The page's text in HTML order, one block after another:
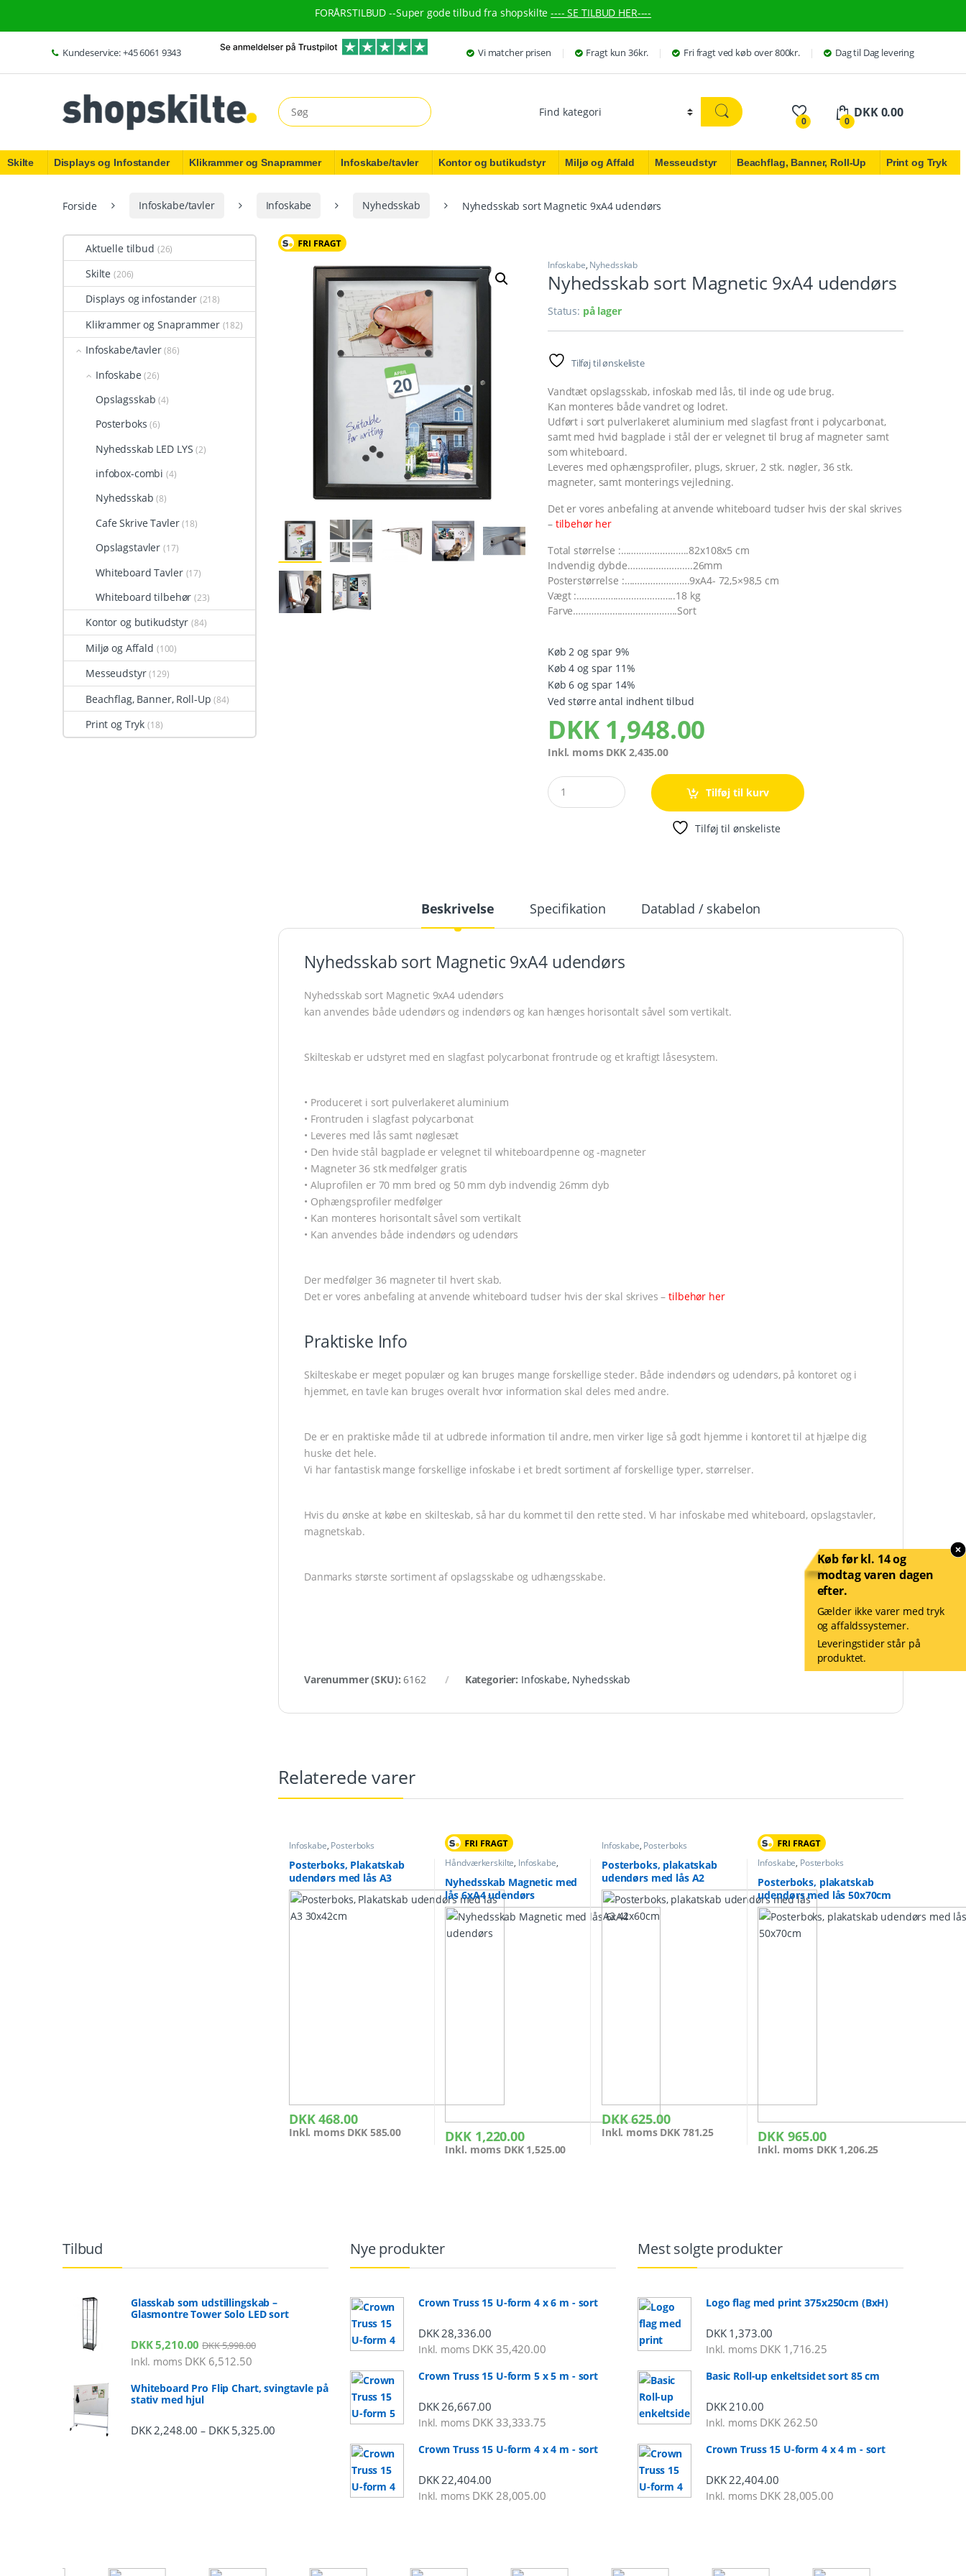
FORÅRSTILBUD --Super gode tilbud fra shopskilte ---- SE TILBUD HER----
Kundeservice: +45 6061 9343 Vi matcher prisen Fragt kun 36kr. Fri fragt ved køb over 800kr. Dag til Dag levering
Search for:
0 0
DKK0.00
Skilte Displays og Infostander Klikrammer og Snaprammer Infoskabe/tavler Kontor og butikudstyr Miljø og Affald Messeudstyr Beachflag, Banner, Roll-Up Print og Tryk
Forside Infoskabe/tavler Infoskabe Nyhedsskab Nyhedsskab sort Magnetic 9xA4 udendørs
Infoskabe, Nyhedsskab
Nyhedsskab sort Magnetic 9xA4 udendørs
Status: på lager
Tilføj til ønskeliste
Vandtæt opslagsskab, infoskab med lås, til inde og ude brug.
Kan monteres både vandret og lodret.
Udført i sort pulverlakeret aluminium med slagfast front i polycarbonat,
samt med hvid bagplade i stål der er velegnet til brug af magneter samt
som whiteboard.
Leveres med ophængsprofiler, plugs, skruer, 2 stk. nøgler, 36 stk.
magneter, samt monterings vejledning.
Det er vores anbefaling at anvende whiteboard tudser hvis der skal skrives
– tilbehør her
Total størrelse :……………………..82x108x5 cm
Indvendig dybde…………………….26mm
Posterstørrelse :…………………….9xA4- 72,5×98,5 cm
Vægt :………………………………..18 kg
Farve………………………………….Sort
Køb 2 og spar 9%
Køb 4 og spar 11%
Køb 6 og spar 14%
Ved større antal indhent tilbud
DKK1,948.00
Inkl. moms DKK 2,435.00
Quantity
Tilføj til kurv
Tilføj til ønskeliste
Beskrivelse Specifikation Datablad / skabelon
Nyhedsskab sort Magnetic 9xA4 udendørs
Nyhedsskab sort Magnetic 9xA4 udendørs
kan anvendes både udendørs og indendørs og kan hænges horisontalt såvel som vertikalt.
Skilteskab er udstyret med en slagfast polycarbonat frontrude og et kraftigt låsesystem.
• Produceret i sort pulverlakeret aluminium
• Frontruden i slagfast polycarbonat
• Leveres med lås samt nøglesæt
• Den hvide stål bagplade er velegnet til whiteboardpenne og -magneter
• Magneter 36 stk medfølger gratis
• Aluprofilen er 70 mm bred og 50 mm dyb indvendig 26mm dyb
• Ophængsprofiler medfølger
• Kan monteres horisontalt såvel som vertikalt
• Kan anvendes både indendørs og udendørs
Der medfølger 36 magneter til hvert skab.
Det er vores anbefaling at anvende whiteboard tudser hvis der skal skrives –tilbehør her
Praktiske Info
Skilteskabe er meget populær og kan bruges mange forskellige steder. Både indendørs og udendørs, på kontoret og i
hjemmet, en tavle kan bruges overalt hvor information skal deles med andre.
De er en praktiske måde til at udbrede information til andre, men virker lige så godt hjemme i kontoret til at hjælpe dig
huske det hele.
Vi har fantastisk mange forskellige infoskabe i et bredt sortiment af forskellige typer, størrelser.
Hvis du ønske at købe en skilteskab, så har du kommet til den rette sted. Vi har infoskabe med whiteboard, opslagstavler,
magnetskab.
Danmarks største sortiment af opslagsskabe og udhængsskabe.
Varenummer (SKU):6162 Kategorier: Infoskabe, Nyhedsskab
Relaterede varer
Infoskabe, Posterboks
Posterboks, Plakatskab
udendørs med lås A3
30x42cm
DKK468.00
Inkl. moms DKK 585.00
Håndværkerskilte, Infoskabe,
Nyhedsskab Magnetic med
lås 6xA4 udendørs
DKK 1,220.00
Inkl. moms DKK1,525.00
Infoskabe, Posterboks
Posterboks, plakatskab
udendørs med lås A2
42x60cm
DKK625.00
Inkl. moms DKK 781.25
Infoskabe, Posterboks
Posterboks, plakatskab
udendørs med lås 50x70cm
DKK 965.00
Inkl. moms DKK1,206.25
Aktuelle tilbud (26)
Skilte (206)
Displays og infostander (218)
Klikrammer og Snaprammer (182)
Infoskabe/tavler (86)
Infoskabe (26)
Opslagsskab (4)
Posterboks (6)
Nyhedsskab LED LYS (2)
infobox-combi (4)
Nyhedsskab (8)
Cafe Skrive Tavler (18)
Opslagstavler (17)
Whiteboard Tavler (17)
Whiteboard tilbehør (23)
Kontor og butikudstyr (84)
Miljø og Affald (100)
Messeudstyr (129)
Beachflag, Banner, Roll-Up (84)
Print og Tryk (18)
Tilbud
Glasskab som udstillingskab –
Glasmontre Tower Solo LED sort
DKK5,210.00 DKK5,998.00
Inkl. moms DKK 6,512.50
Whiteboard Pro Flip Chart, svingtavle på
stativ med hjul
DKK2,248.00 – DKK5,325.00 Prisinterval: DKK 2,248.00 til DKK 5,325.00
Nye produkter
Crown Truss 15 U-form 4 x 6 m - sort
DKK28,336.00
Inkl. moms DKK 35,420.00
Crown Truss 15 U-form 5 x 5 m - sort
DKK26,667.00
Inkl. moms DKK 33,333.75
Crown Truss 15 U-form 4 x 4 m - sort
DKK22,404.00
Inkl. moms DKK 28,005.00
Mest solgte produkter
Logo flag med print 375x250cm (BxH)
DKK1,373.00
Inkl. moms DKK 1,716.25
Basic Roll-up enkeltsidet sort 85 cm
DKK210.00
Inkl. moms DKK 262.50
Crown Truss 15 U-form 4 x 4 m - sort
DKK22,404.00
Inkl. moms DKK 28,005.00
Køb før kl. 14 og
modtag varen dagen
efter.
Gælder ikke varer med tryk
og affaldssystemer.
Leveringstider står på
produktet.